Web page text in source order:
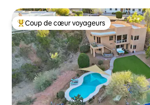
Coups de cœur voyageurs les plus
Coup de cœur voyageurs